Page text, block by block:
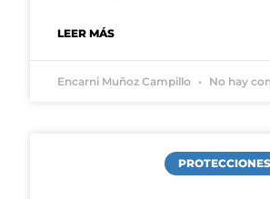
LEER MÁS
Encarni Muñoz Campillo No hay